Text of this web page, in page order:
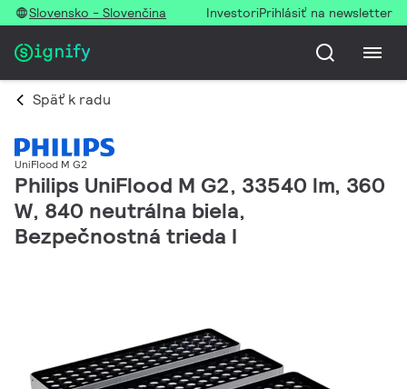
Slovensko - Slovenčina InvestoriPrihlásiť na newsletter
Späť k radu
UniFlood M G2
Philips UniFlood M G2, 33540 lm, 360
W, 840 neutrálna biela,
Bezpečnostná trieda I